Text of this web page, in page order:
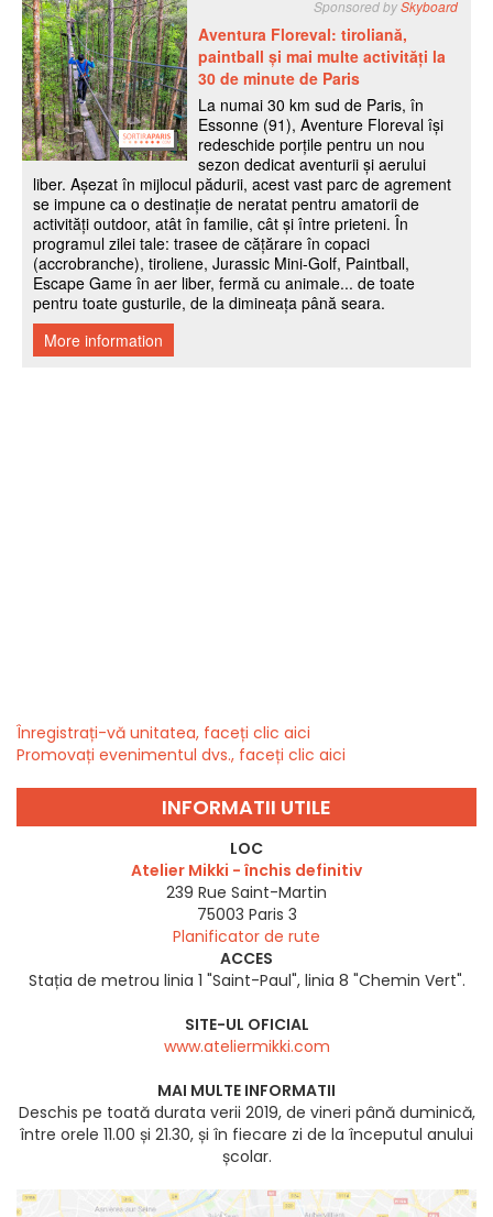
Înregistrați-vă unitatea, faceți clic aici
Promovați evenimentul dvs., faceți clic aici
INFORMATII UTILE
LOC
Atelier Mikki - închis definitiv
239 Rue Saint-Martin
75003 Paris 3
Planificator de rute
ACCES
Stația de metrou linia 1 "Saint-Paul", linia 8 "Chemin Vert".
SITE-UL OFICIAL
www.ateliermikki.com
MAI MULTE INFORMATII
Deschis pe toată durata verii 2019, de vineri până duminică,
între orele 11.00 și 21.30, și în fiecare zi de la începutul anului
școlar.